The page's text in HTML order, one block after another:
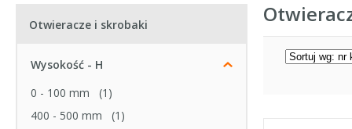
Otwieracze i skrobaki
Wysokość - H
0 - 100 mm
(1)
400 - 500 mm
(1)